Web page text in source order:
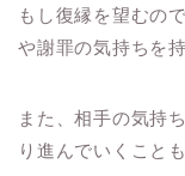
もし復縁を望むの
や謝罪の気持ちを
また、相手の気持
り進んでいくこと